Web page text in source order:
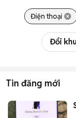
Điện thoại
Đổi
Tin đăng mới